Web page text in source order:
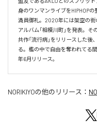
身のワンマンライブをHIPHOP
満員御礼。2020年には架空の
アルバム「相模川町」を発表。
共作「流行病」をリリースした
る。檻の中で自由を奪われてる
年6月リリース。
NORIKIYOの他のリリース：